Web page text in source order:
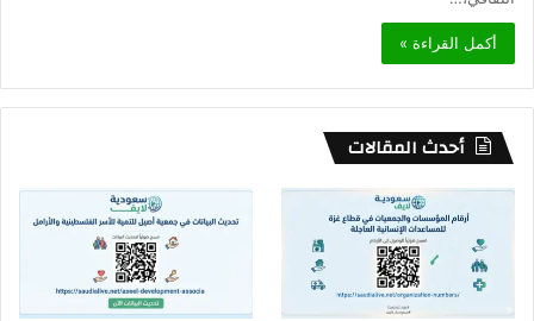
أكمل القراءة »
أحدث المقالات